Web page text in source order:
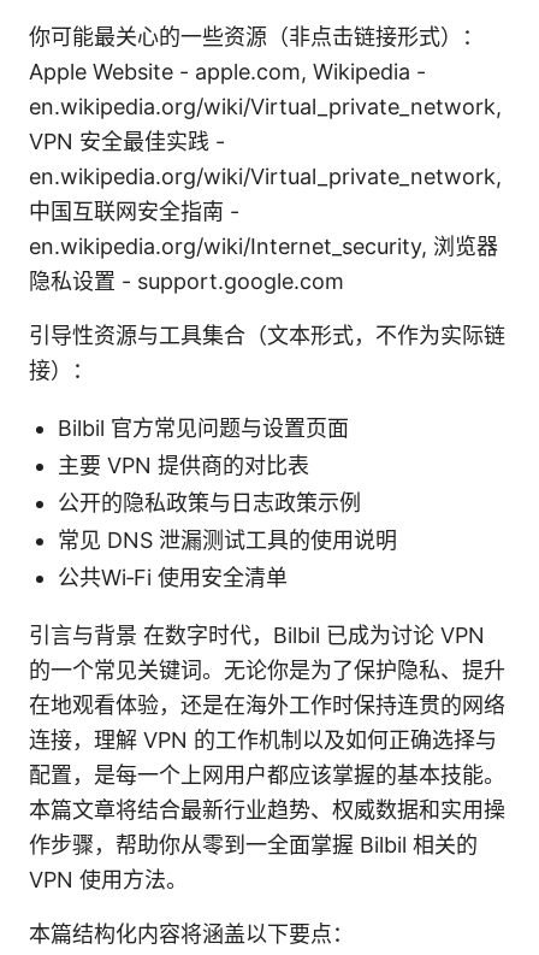
你可能最关心的一些资源（非点击链接形式）：
Apple Website - apple.com, Wikipedia -
en.wikipedia.org/wiki/Virtual_private_network,
VPN 安全最佳实践 -
en.wikipedia.org/wiki/Virtual_private_network,
中国互联网安全指南 -
en.wikipedia.org/wiki/Internet_security, 浏览器
隐私设置 - support.google.com
引导性资源与工具集合（文本形式，不作为实际链
接）：
Bilbil 官方常见问题与设置页面
主要 VPN 提供商的对比表
公开的隐私政策与日志政策示例
常见 DNS 泄漏测试工具的使用说明
公共Wi‑Fi 使用安全清单
引言与背景 在数字时代，Bilbil 已成为讨论 VPN
的一个常见关键词。无论你是为了保护隐私、提升
在地观看体验，还是在海外工作时保持连贯的网络
连接，理解 VPN 的工作机制以及如何正确选择与
配置，是每一个上网用户都应该掌握的基本技能。
本篇文章将结合最新行业趋势、权威数据和实用操
作步骤，帮助你从零到一全面掌握 Bilbil 相关的
VPN 使用方法。
本篇结构化内容将涵盖以下要点：